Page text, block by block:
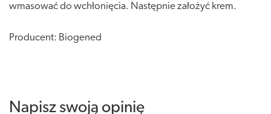
wmasować do wchłonięcia. Następnie założyć krem.
Producent: Biogened
Napisz swoją opinię